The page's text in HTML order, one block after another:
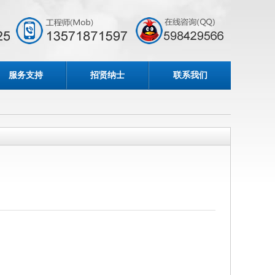
服务支持 招贤纳士 联系我们